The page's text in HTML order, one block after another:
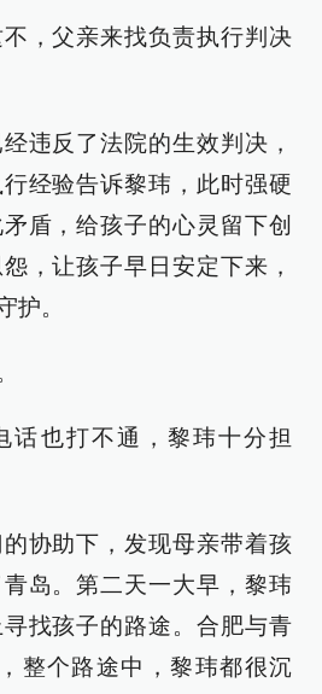
，父亲来找负责执行判决
违反了法院的生效判决，
经验告诉黎玮，此时强硬
盾，给孩子的心灵留下创
，让孩子早日安定下来，
护。
话也打不通，黎玮十分担
协助下，发现母亲带着孩
岛。第二天一大早，黎玮
找孩子的路途。合肥与青
整个路途中，黎玮都很沉